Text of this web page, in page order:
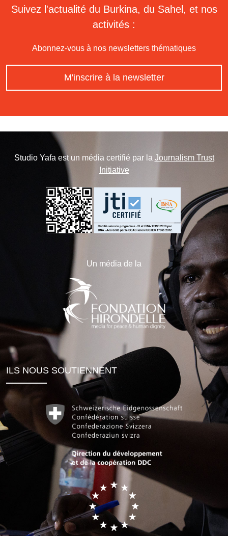
Suivez l'actualité du Burkina, du Sahel, et nos
activités :
Abonnez-vous à nos newsletters thématiques
M'inscrire à la newsletter
Studio Yafa est un média certifié par la Journalism Trust
Initiative
Un média de la
ILS NOUS SOUTIENNENT